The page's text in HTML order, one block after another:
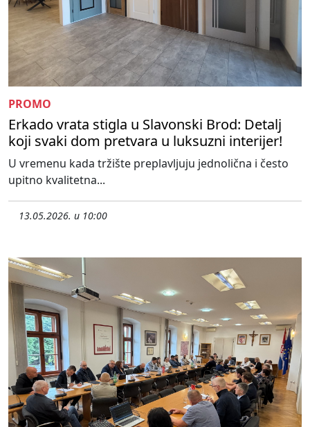
PROMO
Erkado vrata stigla u Slavonski Brod: Detalj
koji svaki dom pretvara u luksuzni interijer!
U vremenu kada tržište preplavljuju jednolična i često
upitno kvalitetna...
13.05.2026. u 10:00